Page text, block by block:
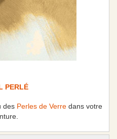
PERLÉ
des Perles de Verre dans votre